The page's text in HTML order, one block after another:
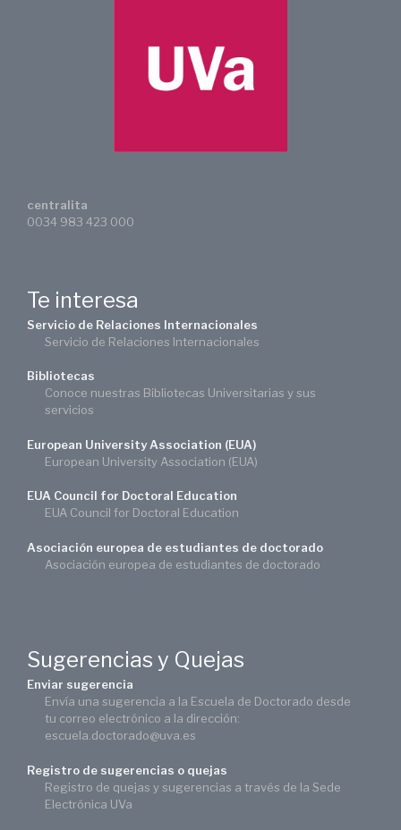
centralita
0034 983 423 000
Te interesa
Servicio de Relaciones Internacionales
Servicio de Relaciones Internacionales
Bibliotecas
Conoce nuestras Bibliotecas Universitarias y sus
servicios
European University Association (EUA)
European University Association (EUA)
EUA Council for Doctoral Education
EUA Council for Doctoral Education
Asociación europea de estudiantes de doctorado
Asociación europea de estudiantes de doctorado
Sugerencias y Quejas
Enviar sugerencia
Envía una sugerencia a la Escuela de Doctorado desde
tu correo electrónico a la dirección:
escuela.doctorado@uva.es
Registro de sugerencias o quejas
Registro de quejas y sugerencias a través de la Sede
Electrónica UVa